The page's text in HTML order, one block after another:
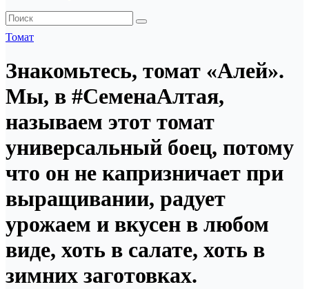
Томат
Знакомьтесь, томат «Алей».
Мы, в #СеменаАлтая,
называем этот томат
универсальный боец, потому
что он не капризничает при
выращивании, радует
урожаем и вкусен в любом
виде, хоть в салате, хоть в
зимних заготовках.